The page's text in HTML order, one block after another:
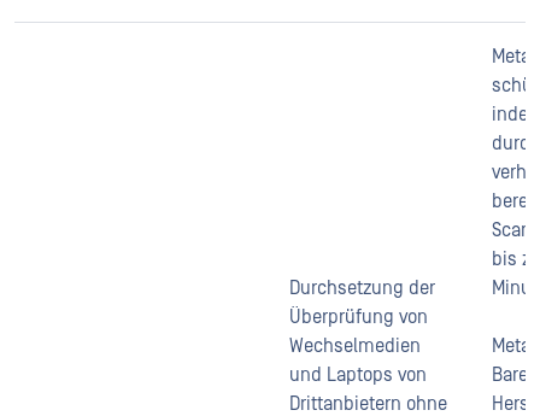
Durchsetzung der
Überprüfung von
Wechselmedien
und Laptops von
Drittanbietern ohne
bis